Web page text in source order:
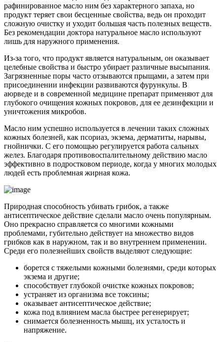
рафинированное масло ним без характерного запаха, но
продукт теряет свои бесценные свойства, ведь он проходит
сложную очистку и уходит большая часть полезных веществ.
Без рекомендации доктора натуральное масло используют
лишь для наружного применения.
Из-за того, что продукт является натуральным, он оказывает
целебные свойства и быстро убирает различные высыпания.
Загрязненные поры часто отзываются прыщами, а затем при
присоединении инфекции развиваются фурункулы. В
аюрведе и в современной медицине препарат применяют для
глубокого очищения кожных покровов, для ее дезинфекции и
уничтожения микробов.
Масло ним успешно используется в лечении таких сложных
кожных болезней, как псориаз, экзема, дерматиты, нарывы,
гнойнички. С его помощью регулируется работа сальных
желез. Благодаря противовоспалительному действию масло
эффективно в подростковом периоде, когда у многих молодых
людей есть проблемная жирная кожа.
Природная способность убивать грибок, а также
антисептическое действие сделали масло очень популярным.
Оно прекрасно справляется со многими кожными
проблемами, губительно действует на множество видов
грибков как в наружном, так и во внутреннем применении.
Среди его полезнейших свойств выделяют следующие:
борется с тяжелыми кожными болезнями, среди которых
экзема и другие;
способствует глубокой очистке кожных покровов;
устраняет из организма все токсины;
оказывает антисептическое действие;
кожа под влиянием масла быстрее регенерирует;
снимается болезненность мышц, их усталость и
напряжение.